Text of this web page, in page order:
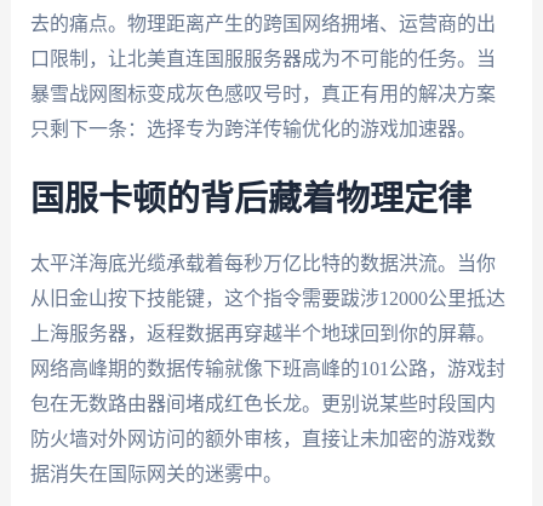
去的痛点。物理距离产生的跨国网络拥堵、运营商的出
口限制，让北美直连国服服务器成为不可能的任务。当
暴雪战网图标变成灰色感叹号时，真正有用的解决方案
只剩下一条：选择专为跨洋传输优化的游戏加速器。
国服卡顿的背后藏着物理定律
太平洋海底光缆承载着每秒万亿比特的数据洪流。当你
从旧金山按下技能键，这个指令需要跋涉12000公里抵达
上海服务器，返程数据再穿越半个地球回到你的屏幕。
网络高峰期的数据传输就像下班高峰的101公路，游戏封
包在无数路由器间堵成红色长龙。更别说某些时段国内
防火墙对外网访问的额外审核，直接让未加密的游戏数
据消失在国际网关的迷雾中。